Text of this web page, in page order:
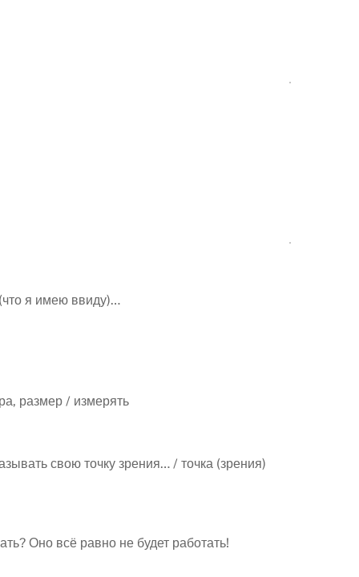
я имею ввиду)…
размер / измерять
свою точку зрения… / точка (зрения)
Оно всё равно не будет работать!